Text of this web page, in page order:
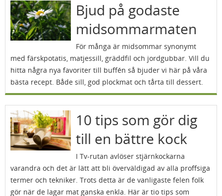
Bjud på godaste
midsommarmaten
För många är midsommar synonymt
med färskpotatis, matjessill, gräddfil och jordgubbar. Vill du
hitta några nya favoriter till buffén så bjuder vi här på våra
bästa recept. Både sill, god plockmat och tårta till dessert.
10 tips som gör dig
till en bättre kock
I Tv-rutan avlöser stjärnkockarna
varandra och det är lätt att bli överväldigad av alla proffsiga
termer och tekniker. Trots detta är de vanligaste felen folk
gör när de lagar mat ganska enkla. Här är tio tips som